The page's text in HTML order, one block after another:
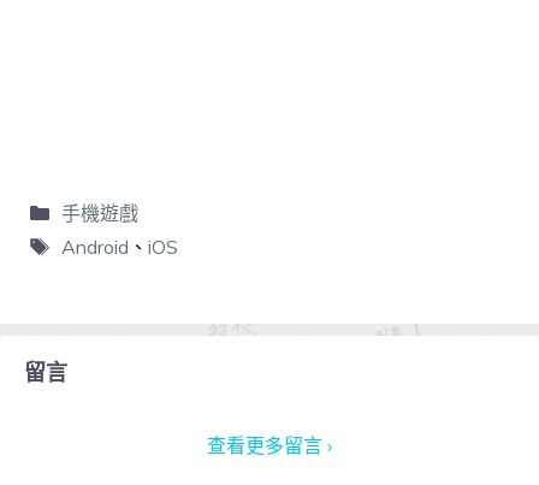
手機遊戲
Android 、 iOS
留言
查看更多留言 ›